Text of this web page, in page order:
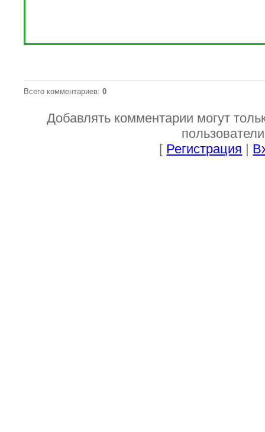
Всего комментариев: 0
Добавлять комментарии могут
[ Регистрация |